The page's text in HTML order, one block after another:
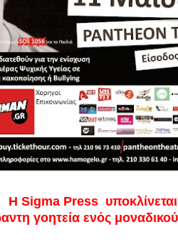
υποκλίνεται
ενός μοναδικού